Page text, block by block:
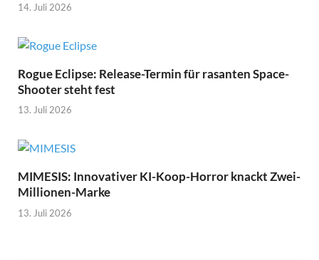
14. Juli 2026
Rogue Eclipse: Release-Termin für rasanten Space-
Shooter steht fest
13. Juli 2026
MIMESIS: Innovativer KI-Koop-Horror knackt Zwei-
Millionen-Marke
13. Juli 2026